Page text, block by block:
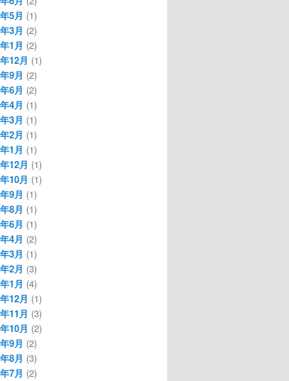
5月 (1)
3月 (2)
1月 (2)
12月 (1)
9月 (2)
6月 (2)
4月 (1)
3月 (1)
2月 (1)
1月 (1)
12月 (1)
10月 (1)
9月 (1)
8月 (1)
6月 (1)
4月 (2)
3月 (1)
2月 (3)
1月 (4)
12月 (1)
11月 (3)
10月 (2)
9月 (2)
8月 (3)
7月 (2)